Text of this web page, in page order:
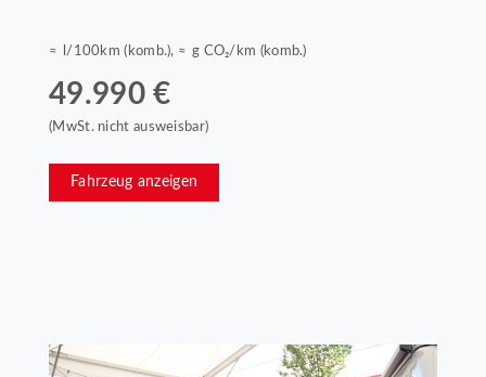
≈ l/100km (komb.), ≈ g CO₂/km (komb.)
49.990 €
(MwSt. nicht ausweisbar)
Fahrzeug anzeigen